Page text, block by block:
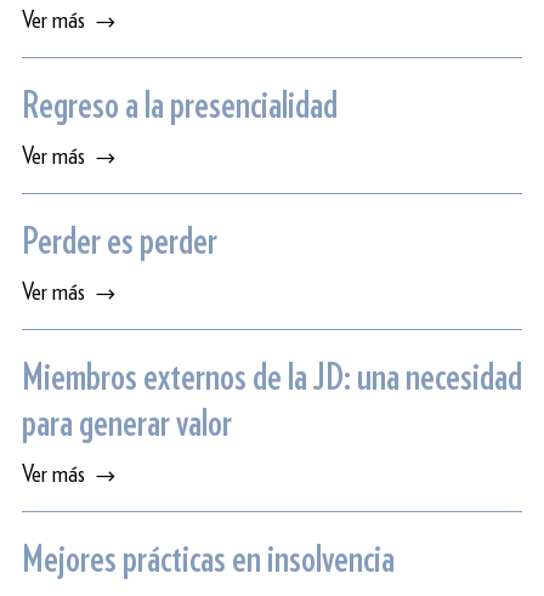
Ver más
Regreso a la presencialidad
Ver más
Perder es perder
Ver más
Miembros externos de la JD: una necesidad
para generar valor
Ver más
Mejores prácticas en insolvencia